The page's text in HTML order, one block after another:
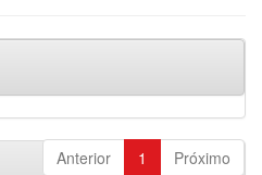
Anterior 1 Próximo